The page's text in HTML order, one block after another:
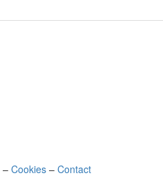
– Cookies – Contact